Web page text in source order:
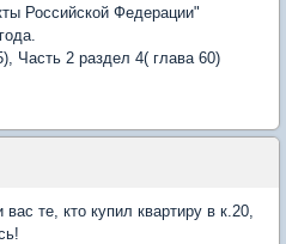
Российской Федерации"
Часть 2 раздел 4( глава 60)
те, кто купил квартиру в к.20,